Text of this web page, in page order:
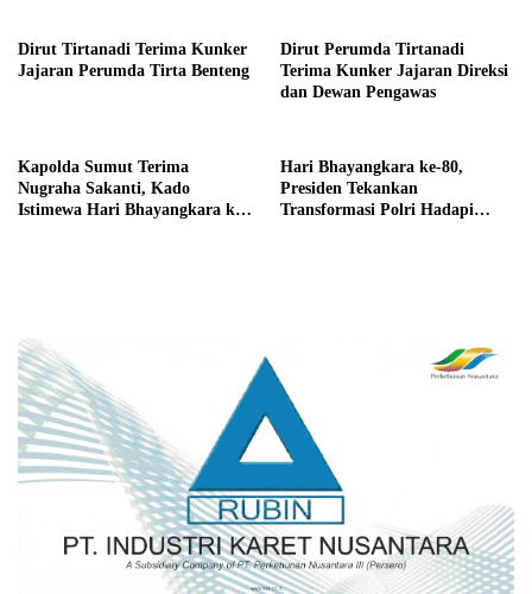
Dirut Tirtanadi Terima Kunker
Jajaran Perumda Tirta Benteng
Dirut Perumda Tirtanadi
Terima Kunker Jajaran Direksi
dan Dewan Pengawas
Kapolda Sumut Terima
Nugraha Sakanti, Kado
Istimewa Hari Bhayangkara ke-
Hari Bhayangkara ke-80,
Presiden Tekankan
Transformasi Polri Hadapi